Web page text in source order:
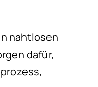
nahtlosen
dafür,